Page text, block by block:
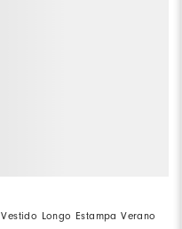
Vestido Longo Estampa Verano